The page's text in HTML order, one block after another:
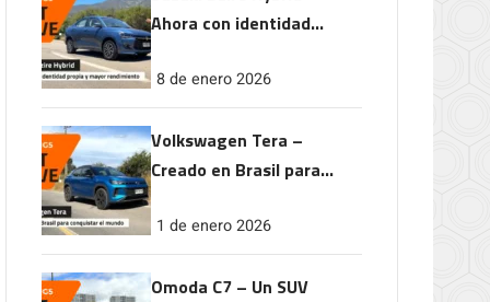
Ahora con identidad
rendimiento
8 de enero 2026
Volkswagen Tera –
Creado en Brasil para
1 de enero 2026
Omoda C7 – Un SUV